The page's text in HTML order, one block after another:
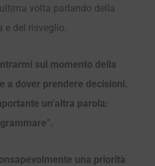
volta parlando della
e del risveglio.
sul momento della
a dover prendere decisioni.
un’altra parola:
una priorità